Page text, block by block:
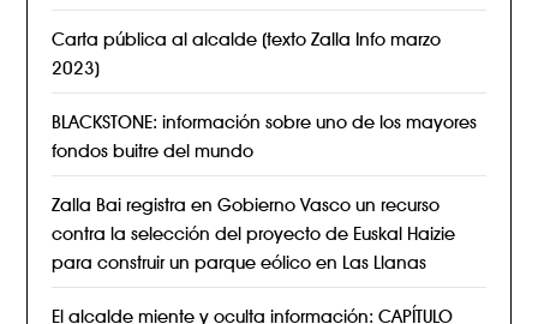
Carta pública al alcalde (texto Zalla Info marzo
2023)
BLACKSTONE: información sobre uno de los mayores
fondos buitre del mundo
Zalla Bai registra en Gobierno Vasco un recurso
contra la selección del proyecto de Euskal Haizie
para construir un parque eólico en Las Llanas
El alcalde miente y oculta información: CAPÍTULO